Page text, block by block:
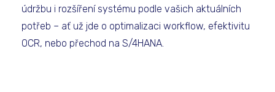
údržbu i rozšíření systému podle vašich aktuálních
potřeb – ať už jde o optimalizaci workflow, efektivitu
OCR, nebo přechod na S/4HANA.